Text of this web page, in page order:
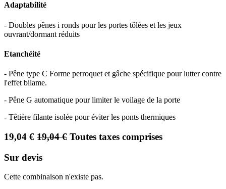
Adaptabilité
- Doubles pênes i ronds pour les portes tôlées et les jeux
ouvrant/dormant réduits
Etanchéité
- Pêne type C Forme perroquet et gâche spécifique pour lutter contre
l'effet bilame.
- Pêne G automatique pour limiter le voilage de la porte
- Têtière filante isolée pour éviter les ponts thermiques
19,04 € 19,04€ Toutes taxes comprises
Sur devis
Cette combinaison n'existe pas.